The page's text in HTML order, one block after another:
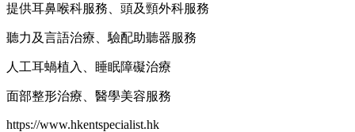
提供耳鼻喉科服務、頭及頸外科服務
聽力及言語治療、驗配助聽器服務
人工耳蝸植入、睡眠障礙治療
面部整形治療、醫學美容服務
https://www.hkentspecialist.hk